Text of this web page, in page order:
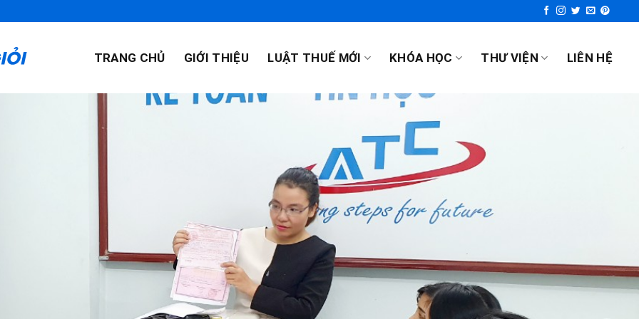
TRANG CHỦ GIỚI THIỆU LUẬT THUẾ MỚI KHÓA HỌC THƯ VIỆN LIÊN HỆ